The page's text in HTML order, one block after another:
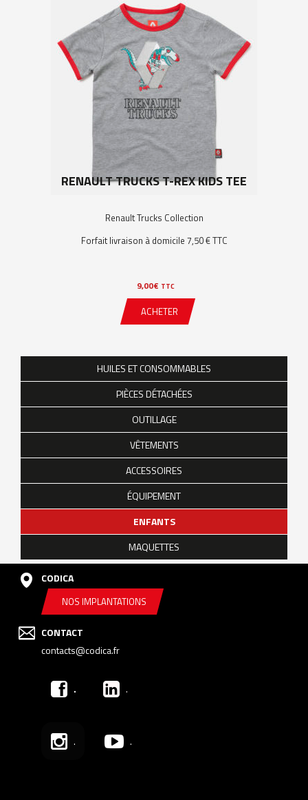
RENAULT TRUCKS T-REX KIDS TEE
Renault Trucks Collection
Forfait livraison à domicile 7,50 € TTC
9,00€ TTC
ACHETER
HUILES ET CONSOMMABLES
PIÈCES DÉTACHÉES
OUTILLAGE
VÊTEMENTS
ACCESSOIRES
ÉQUIPEMENT
ENFANTS
MAQUETTES
CODICA
NOS IMPLANTATIONS
CONTACT
contacts@codica.fr
. .
. .